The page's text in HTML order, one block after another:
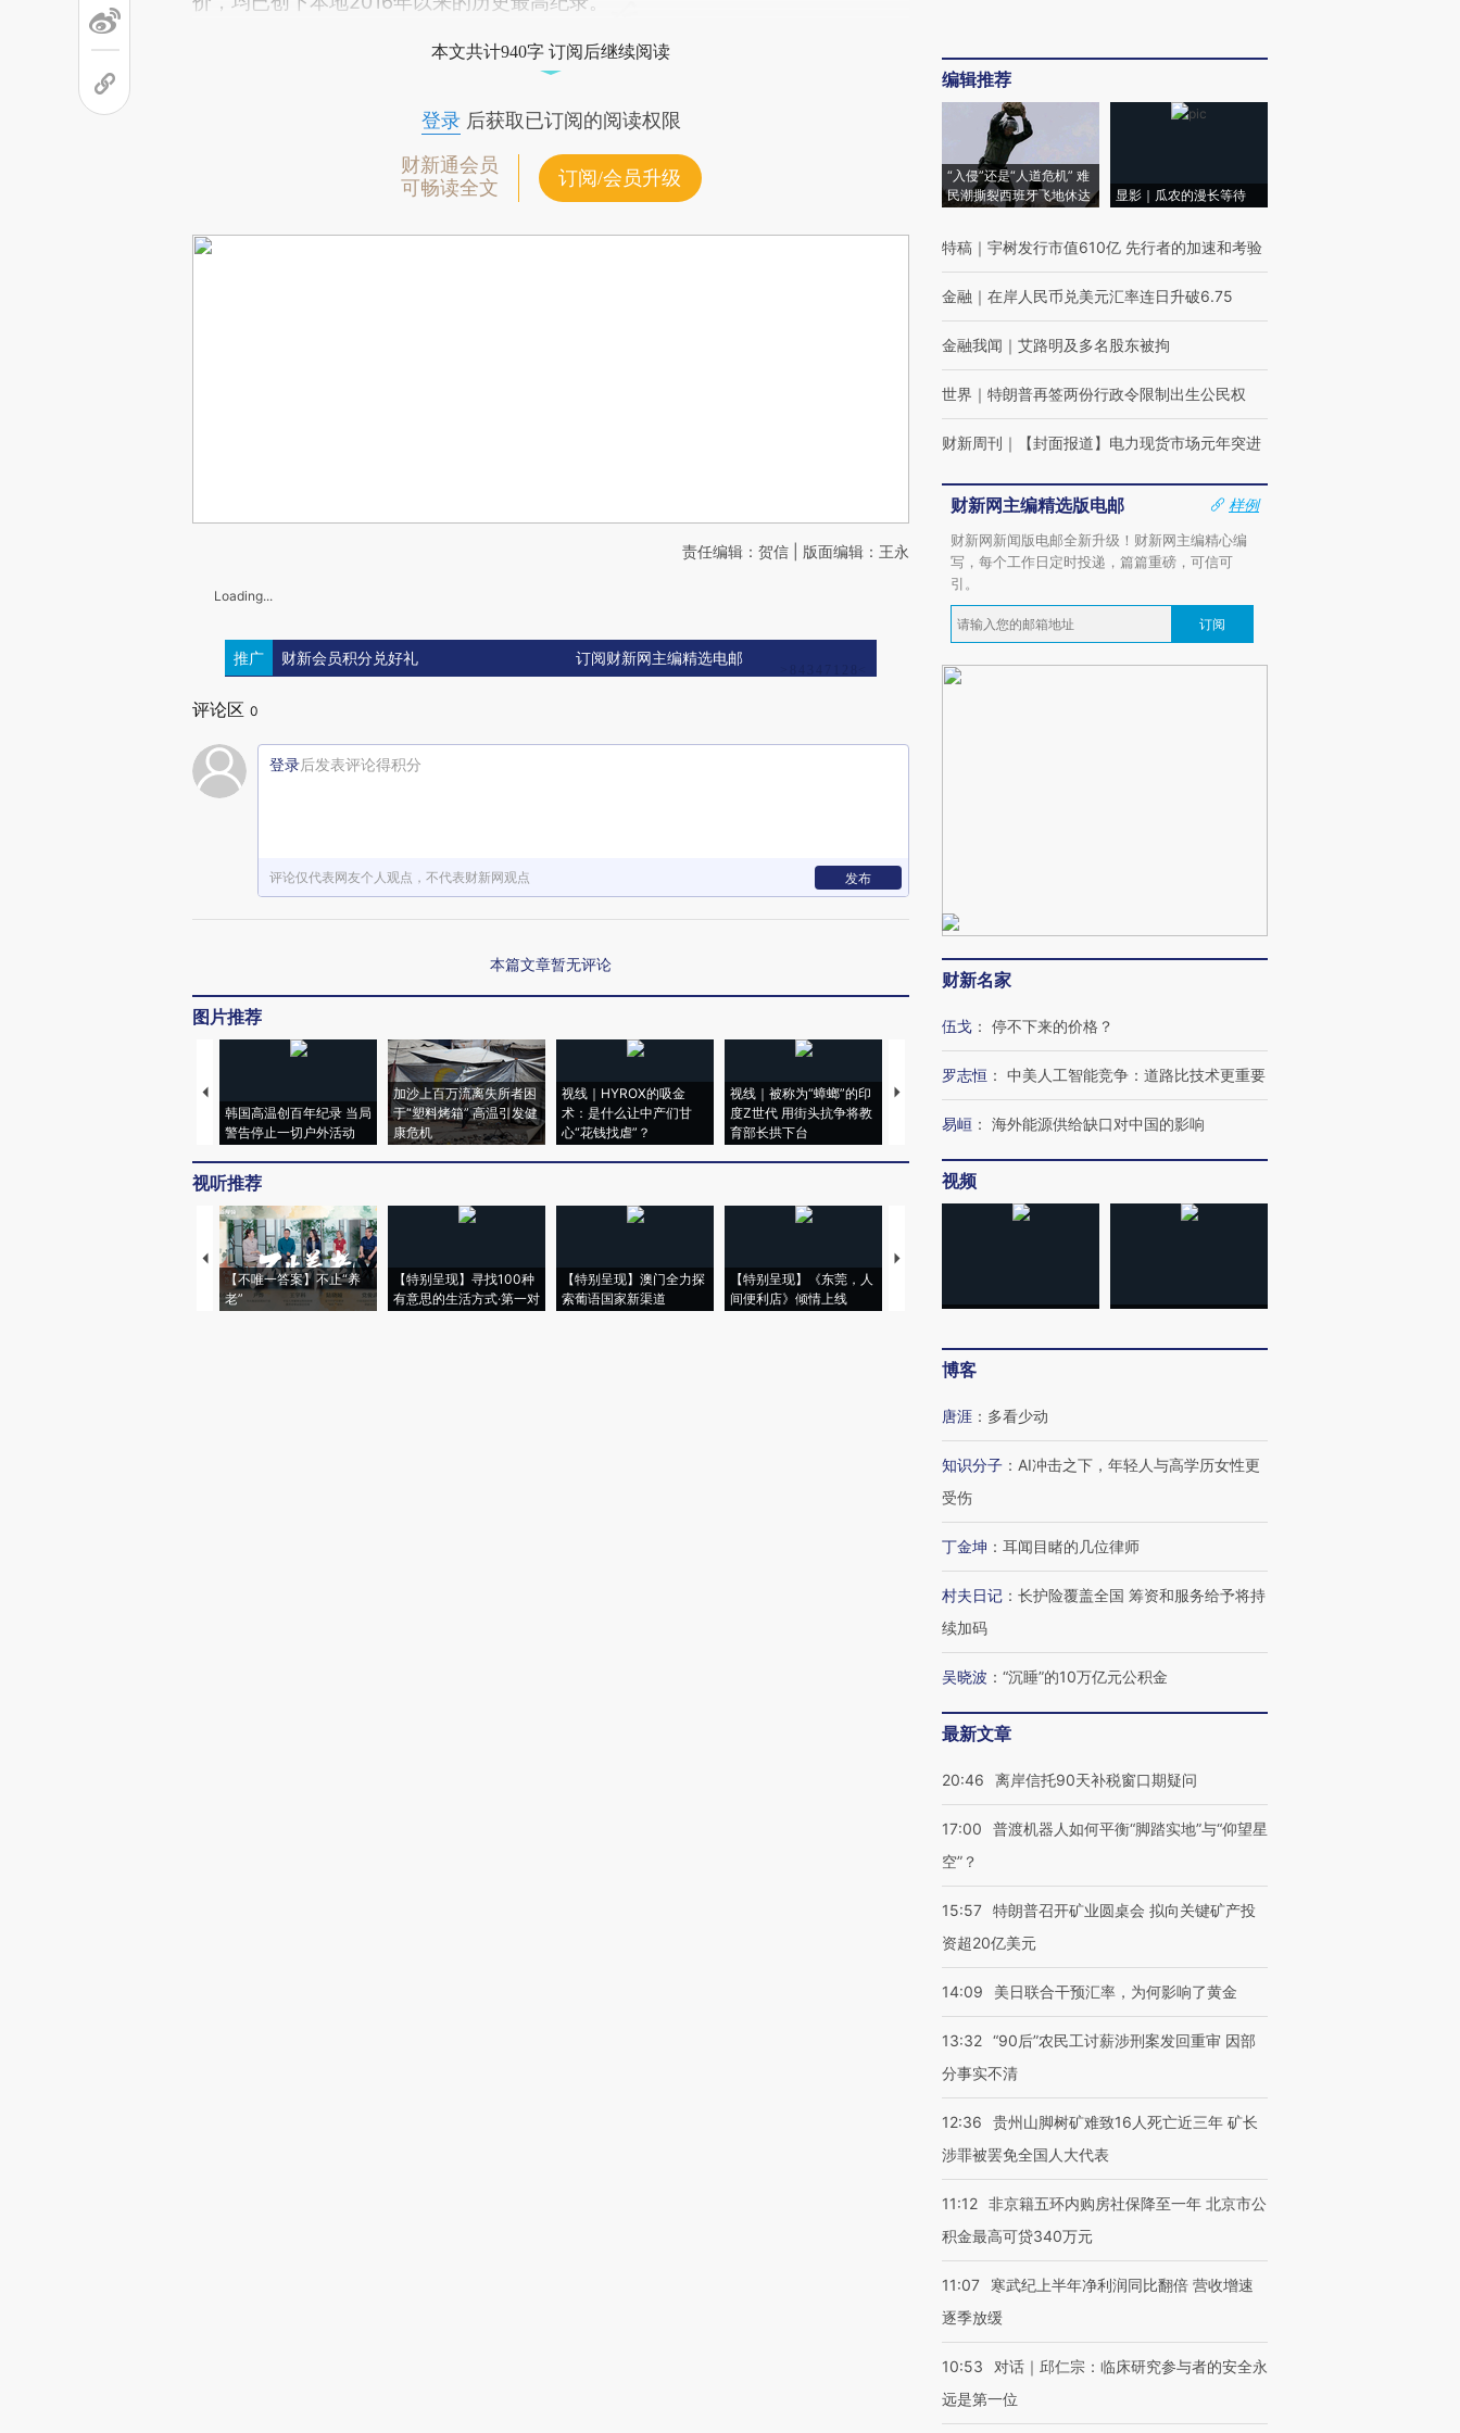
本文共计940字 订阅后继续阅读
登录后获取已订阅的阅读权限
财新通会员
可畅读全文
订阅/会员升级
责任编辑：贺信 | 版面编辑：王永
Loading...
推广 财新会员积分兑好礼 订阅财新网主编精选电邮
评论区 0
登录后发表评论得积分
评论仅代表网友个人观点，不代表财新网观点 发布
本篇文章暂无评论
图片推荐
韩国高温创百年纪录 当局
警告停止一切户外活动
加沙上百万流离失所者困
于“塑料烤箱” 高温引发健
康危机
视线｜HYROX的吸金
术：是什么让中产们甘
心“花钱找虐”？
视线｜被称为“蟑螂”的印
度Z世代 用街头抗争将教
育部长拱下台
视线｜“入侵”还是“人道危
机”？难民潮撕裂西班牙
飞地休达
128毫米 紧急转移近
4000人
视听推荐
【不唯一答案】不止“养
老”
【特别呈现】寻找100种
有意思的生活方式·第一对
【特别呈现】澳门全力探
索葡语国家新渠道
【特别呈现】《东莞，人
间便利店》倾情上线
【推广】走进第四届链博
编辑推荐
“入侵”还是“人道危机” 难
民潮撕裂西班牙飞地休达
显影｜瓜农的漫长等待
特稿 ｜ 宇树发行市值610亿 先行者的加速和考验
金融 ｜ 在岸人民币兑美元汇率连日升破6.75
金融我闻 ｜ 艾路明及多名股东被拘
世界 ｜ 特朗普再签两份行政令限制出生公民权
财新周刊 ｜ 【封面报道】电力现货市场元年突进
财新网主编精选版电邮
样例
财新网新闻版电邮全新升级！财新网主编精心编
写，每个工作日定时投递，篇篇重磅，可信可
引。
订阅
财新名家
伍戈 ： 停不下来的价格？
罗志恒 ： 中美人工智能竞争：道路比技术更重要
易峘 ： 海外能源供给缺口对中国的影响
视频
博客
唐涯 ： 多看少动
知识分子 ： AI冲击之下，年轻人与高学历女性更
受伤
丁金坤 ： 耳闻目睹的几位律师
村夫日记 ： 长护险覆盖全国 筹资和服务给予将持
续加码
吴晓波 ： “沉睡”的10万亿元公积金
最新文章
20:46 离岸信托90天补税窗口期疑问
17:00
普渡机器人如何平衡“脚踏实地”与“仰望星
空”？
15:57 特朗普召开矿业圆桌会 拟向关键矿产投
资超20亿美元
14:09 美日联合干预汇率，为何影响了黄金
13:32 “90后”农民工讨薪涉刑案发回重审 因部
分事实不清
12:36
贵州山脚树矿难致16人死亡近三年 矿长
涉罪被罢免全国人大代表
11:12 非京籍五环内购房社保降至一年 北京市公
积金最高可贷340万元
11:07
寒武纪上半年净利润同比翻倍 营收增速
逐季放缓
10:53
对话｜邱仁宗：临床研究参与者的安全永
远是第一位